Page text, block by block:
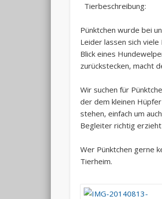
Tierbeschreibung:
Pünktchen wurde bei
Leider lassen sich
Blick eines
zurückstecken, macht
Wir suchen für
der dem kleinen
stehen, einfach um
Begleiter richtig
Wer Pünktchen gerne
Tierheim.